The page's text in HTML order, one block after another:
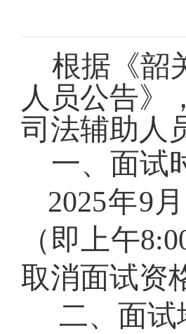
根据《韶
人员公告》
司法辅助人
一、面试
2025年9 月
（即上午8:
取消面试资
二、面试